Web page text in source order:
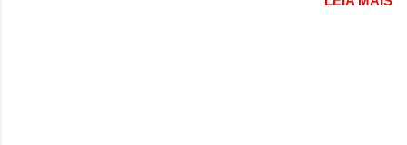
Cappellano, Diretor de Operações da Stellantis
incrível de criar marcas de automóveis e